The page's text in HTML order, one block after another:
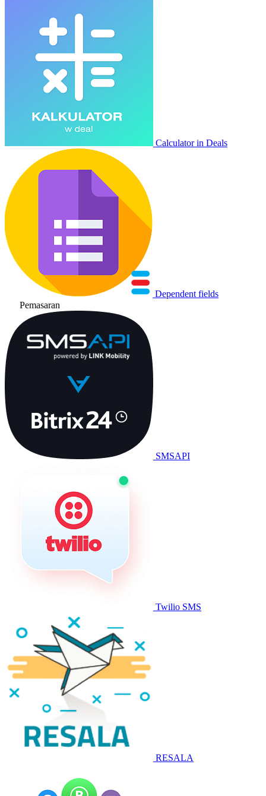
Calculator in Deals
Dependent fields
Pemasaran
SMSAPI
Twilio SMS
RESALA